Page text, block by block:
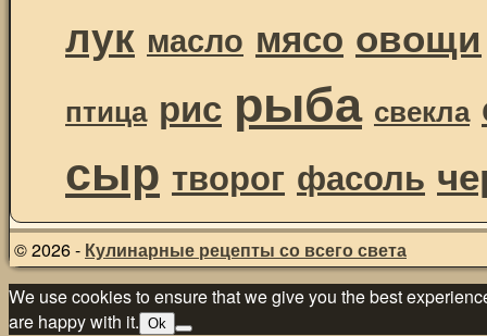
лук масло мясо овощи
птица рис рыба свекла
сыр творог фасоль
© 2026 - Кулинарные рецепты со всего света
We use cookies to ensure that we give you the best
are happy with it. Ok